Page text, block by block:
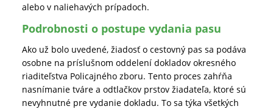
alebo v naliehavých prípadoch.
Podrobnosti o postupe vydania pasu
Ako už bolo uvedené, žiadosť o cestovný pas sa podáva
osobne na príslušnom oddelení dokladov okresného
riaditeľstva Policajného zboru. Tento proces zahŕňa
nasnímanie tváre a odtlačkov prstov žiadateľa, ktoré sú
nevyhnutné pre vydanie dokladu. To sa týka všetkých